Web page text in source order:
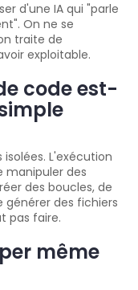
d'une IA qui "parle
On ne se
traite de
exploitable.
code est-
L'exécution
des
des boucles, de
générer des fichiers
pas faire.
même